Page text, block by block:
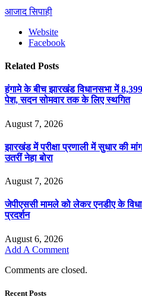
आजाद सिपाही
Website
Facebook
Related Posts
हंगामे के बीच झारखंड विधानसभा में
पेश, सदन सोमवार तक के लिए स्थगित
August 7, 2026
झारखंड में परीक्षा प्रणाली में सुधार की
उतरीं नेहा बोरा
August 7, 2026
जेपीएससी मामले को लेकर एनडीए के
प्रदर्शन
August 6, 2026
Add A Comment
Comments are closed.
Recent Posts